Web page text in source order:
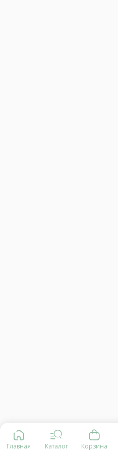
Главная Каталог Корзина